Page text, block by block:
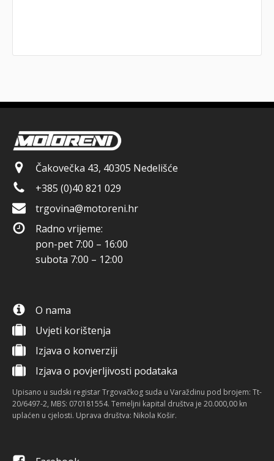
Čakovečka 43, 40305 Nedelišće
+385 (0)40 821 029
trgovina@motoreni.hr
Radno vrijeme:
pon-pet 7:00 – 16:00
subota 7:00 – 12:00
O nama
Uvjeti korištenja
Izjava o konverziji
Izjava o povjerljivosti podataka
Upisano u sudski registar Trgovačkog suda u Varaždinu pod brojem: Tt-
20/6497-2, MBS: 070181554. Temeljni kapital društva je 20.000,00 kn
uplaćen u cjelosti. Uprava društva: Nikola Košir.